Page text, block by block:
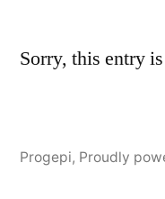
Sorry, this entry
Progepi, Proudly